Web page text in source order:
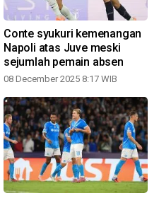
Conte syukuri kemenangan
Napoli atas Juve meski
sejumlah pemain absen
08 December 2025 8:17 WIB